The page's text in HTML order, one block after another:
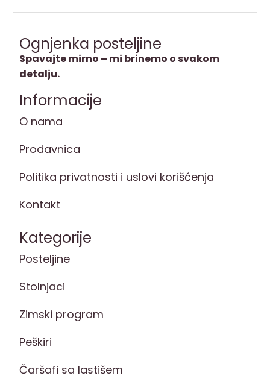
Ognjenka posteljine
Spavajte mirno – mi brinemo o svakom
detalju.
Informacije
O nama
Prodavnica
Politika privatnosti i uslovi korišćenja
Kontakt
Kategorije
Posteljine
Stolnjaci
Zimski program
Peškiri
Čaršafi sa lastišem